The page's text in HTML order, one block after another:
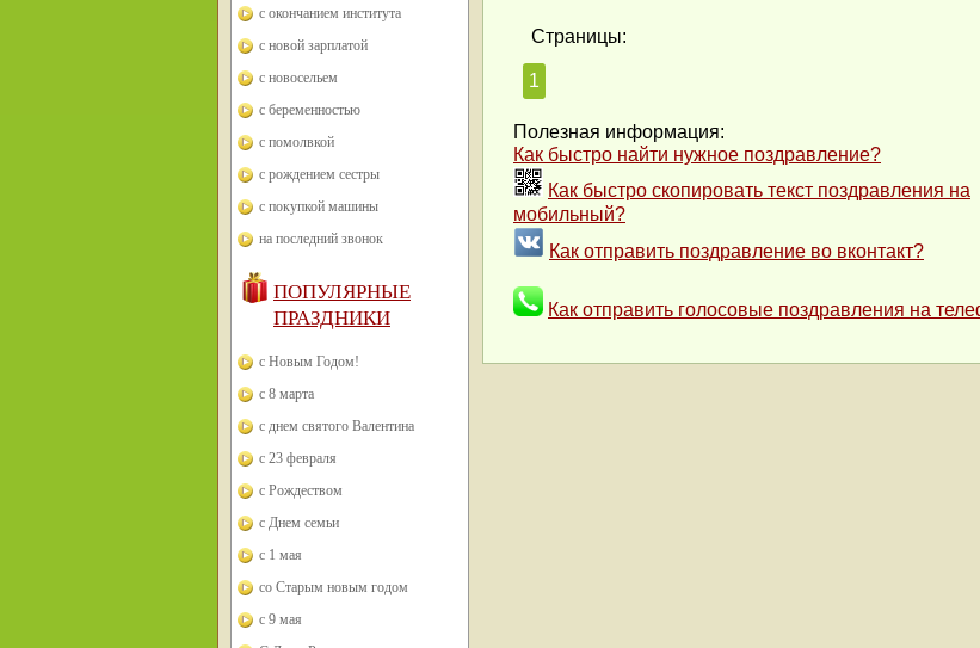
с окончанием института
с новой зарплатой
с новосельем
с беременностью
с помолвкой
с рождением сестры
с покупкой машины
на последний звонок
ПОПУЛЯРНЫЕ
ПРАЗДНИКИ
с Новым Годом!
с 8 марта
с днем святого Валентина
с 23 февраля
с Рождеством
с Днем семьи
с 1 мая
со Старым новым годом
с 9 мая
Страницы:
1
Полезная информация:
Как быстро найти нужное поздравление?
Как быстро скопировать текст поздравления на
мобильный?
Как отправить поздравление во вконтакт?
Как отправить голосовые поздравления на